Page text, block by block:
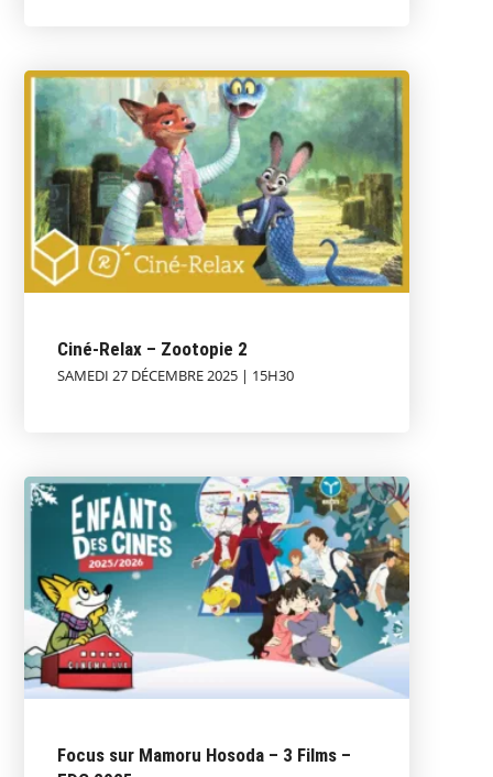
Ciné-Relax – Zootopie 2
SAMEDI 27 DÉCEMBRE 2025 | 15H30
Focus sur Mamoru Hosoda – 3 Films –